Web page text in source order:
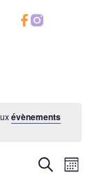
évènements
Recherche
Mois